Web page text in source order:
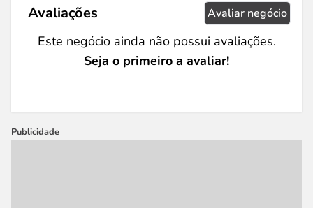
Avaliações Avaliar negócio
Este negócio ainda não possui avaliações.
Seja o primeiro a avaliar!
Publicidade